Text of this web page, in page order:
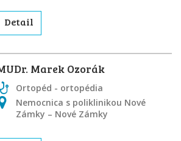
Detail
Marek Ozorák
Ortopéd - ortopédia
Nemocnica s poliklinikou Nové
Zámky – Nové Zámky